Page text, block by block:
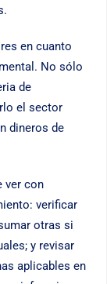
en cuanto
No sólo
de
el sector
dineros de
ver con
verificar
otras si
y revisar
aplicables en